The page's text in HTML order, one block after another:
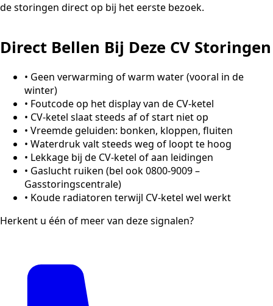
de storingen direct op bij het eerste bezoek.
Direct Bellen Bij Deze CV Storingen
• Geen verwarming of warm water (vooral in de
winter)
• Foutcode op het display van de CV-ketel
• CV-ketel slaat steeds af of start niet op
• Vreemde geluiden: bonken, kloppen, fluiten
• Waterdruk valt steeds weg of loopt te hoog
• Lekkage bij de CV-ketel of aan leidingen
• Gaslucht ruiken (bel ook 0800-9009 –
Gasstoringscentrale)
• Koude radiatoren terwijl CV-ketel wel werkt
Herkent u één of meer van deze signalen?